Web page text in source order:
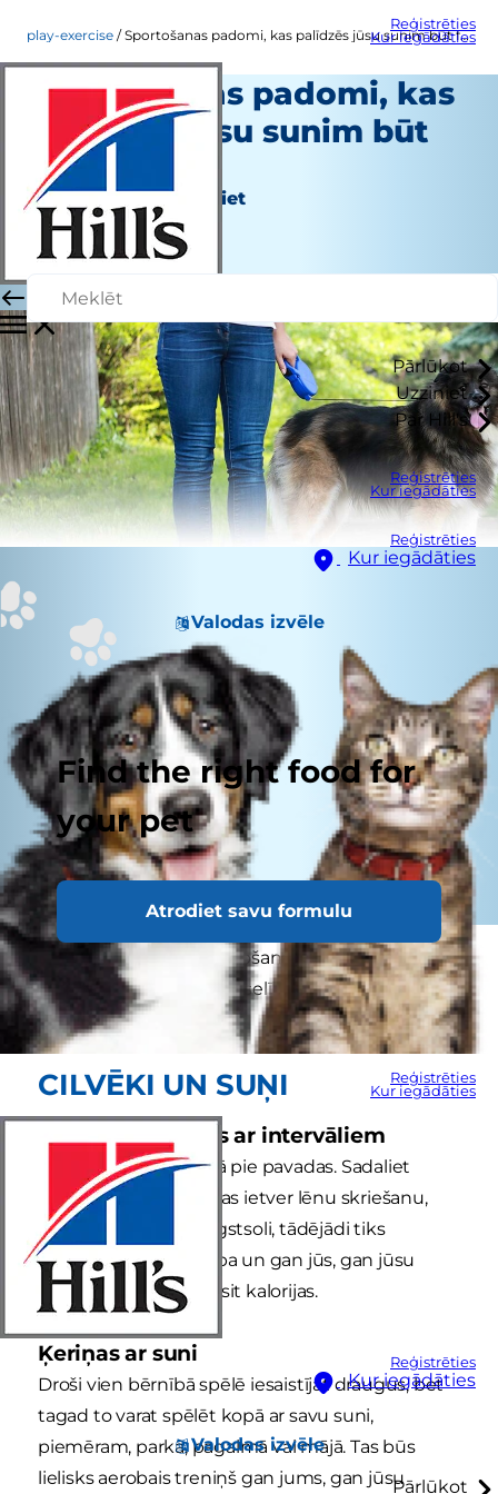
Reģistrēties
Kur iegādāties
Pārlūkot
Uzziniet
Par Hill's
Reģistrēties
Kur iegādāties
Reģistrēties
Kur iegādāties
Valodas izvēle
Find the right food for
your pet
Atrodiet savu formulu
Reģistrēties
Kur iegādāties
Reģistrēties
Kur iegādāties
Valodas izvēle
Pārlūkot
play-exercise Sportošanas padomi, kas palīdzēs jūsu sunim būt formā
Sportošanas padomi, kas
palīdzēs jūsu sunim būt
formā
Spēlējiet un vingrojiet
Personāla autors
|
Katrai kopīgajai pasportošanai ir liela nozīme. Tā
ne tikai uzlabos suņa veselību, bet arī stiprinās
jūsu emocionālo saikni.
CILVĒKI UN SUŅI
Aktīvas pastaigas ar intervāliem
Izvediet suni pastaigā pie pavadas. Sadaliet
pastaigu intervālos, kas ietver lēnu skriešanu,
ātru skriešanu vai augstsoli, tādējādi tiks
paātrināta sirdsdarbība un gan jūs, gan jūsu
suns efektīvi dedzināsit kalorijas.
Ķeriņas ar suni
Droši vien bērnībā spēlē iesaistījāt draugus, bet
tagad to varat spēlēt kopā ar savu suni,
piemēram, parkā, pagalmā vai mājā. Tas būs
lielisks aerobais treniņš gan jums, gan jūsu